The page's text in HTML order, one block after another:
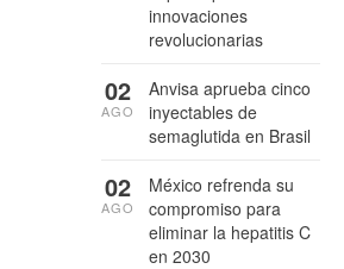
innovaciones
revolucionarias
Anvisa aprueba cinco
inyectables de
semaglutida en Brasil
02
AGO
México refrenda su
compromiso para
eliminar la hepatitis C
en 2030
02
AGO